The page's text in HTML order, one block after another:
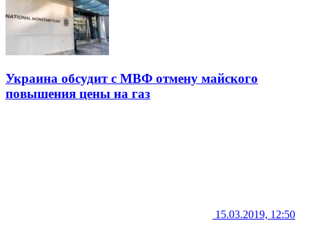
Украина обсудит с МВФ отмену майского
повышения цены на газ
15.03.2019, 12:50